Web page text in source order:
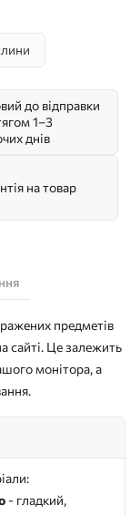
до відправки
1–3
днів
на товар
предметів
сайті. Це залежить
монітора, а
- гладкий,